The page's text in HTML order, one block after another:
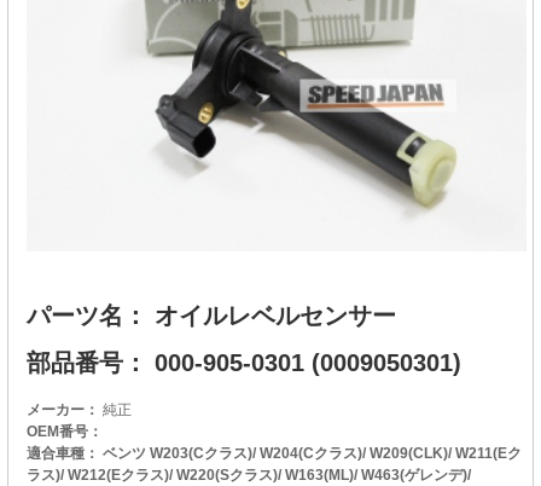
パーツ名： オイルレベルセンサー
部品番号： 000-905-0301 (0009050301)
メーカー： 純正
OEM番号：
適合車種： ベンツ W203(Cクラス)/ W204(Cクラス)/ W209(CLK)/ W211(Eク
ラス)/ W212(Eクラス)/ W220(Sクラス)/ W163(ML)/ W463(ゲレンデ)/